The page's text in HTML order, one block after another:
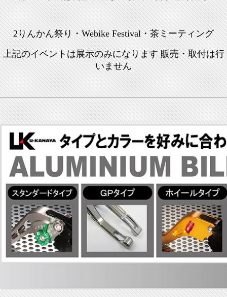
2りんかん祭り・Webike Festival・茶ミーティング
上記のイベントは展示のみになります 販売・取付は行
いません